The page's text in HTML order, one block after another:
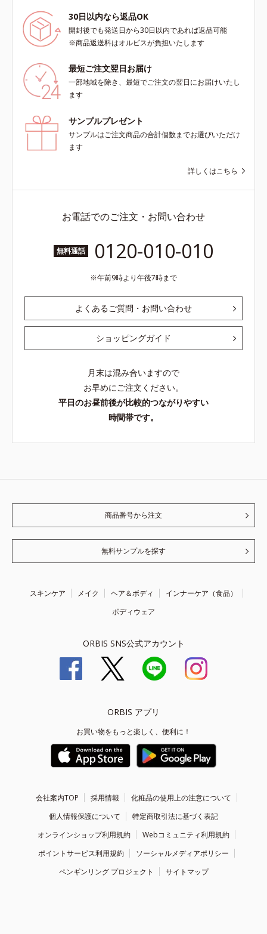
30日以内なら返品OK
開封後でも発送日から30日以内であれば返品可能
※商品返送料はオルビスが負担いたします
最短ご注文翌日お届け
一部地域を除き、最短でご注文の翌日にお届けいたし
ます
サンプルプレゼント
サンプルはご注文商品の合計個数までお選びいただけ
ます
詳しくはこちら
お電話でのご注文・お問い合わせ
無料通話 0120-010-010
午前9時より午後7時まで
よくあるご質問・お問い合わせ
ショッピングガイド
月末は混み合いますので
お早めにご注文ください。
平日のお昼前後が比較的つながりやすい
時間帯です。
商品番号から注文
無料サンプルを探す
スキンケア メイク ヘア＆ボディ
インナーケア（食品）
ボディウェア
ORBIS SNS公式アカウント
ORBIS アプリ
お買い物をもっと楽しく、便利に！
会社案内TOP 採用情報
化粧品の使用上の注意について
個人情報保護について
特定商取引法に基づく表記
オンラインショップ利用規約
Webコミュニティ利用規約
ポイントサービス利用規約
ソーシャルメディアポリシー
ペンギンリング プロジェクト
サイトマップ